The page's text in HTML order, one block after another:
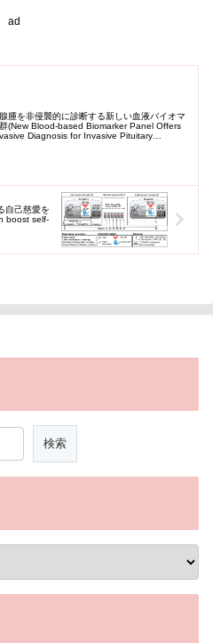
Children’s Prospective
ad
腫を非侵襲的に診断する新しい血液バイオマ
(New Blood-based Biomarker Panel Offers
Diagnosis for Invasive Pituitary
自己慈愛を
boost self-